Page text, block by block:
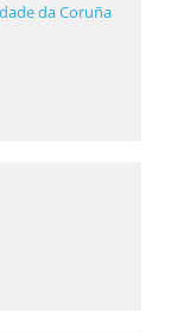
da Coruña